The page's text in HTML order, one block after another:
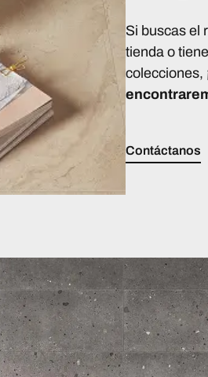
Si buscas el
tienda o
colecciones,
Contáctanos